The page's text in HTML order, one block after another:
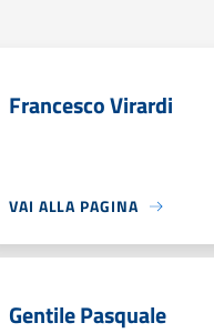
Francesco Virardi
VAI ALLA PAGINA
Gentile Pasquale